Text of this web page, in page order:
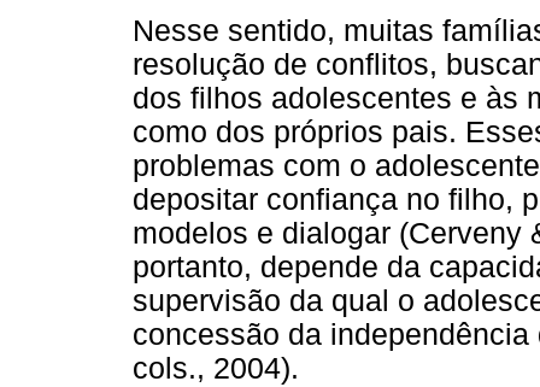
Nesse sentido, muitas
resolução de conflitos,
dos filhos adolescentes e às
como dos próprios pais.
problemas com o
depositar confiança no filho,
modelos e dialogar (Cerveny
portanto, depende da
supervisão da qual o
concessão da
cols., 2004).